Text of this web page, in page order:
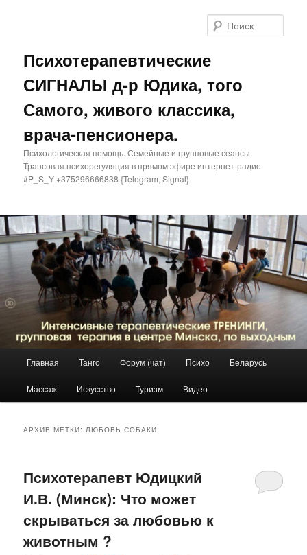
Психотерапевтические
СИГНАЛЫ д-р Юдика, того
Самого, живого классика,
врача-пенсионера.
Психологическая помощь. Семейные и групповые сеансы.
Трансовая психорегуляция в прямом эфире интернет-радио
#P_S_Y +375296666838 {Telegram, Signal}
Перейти
к
Перейти
к
Главная Танго Форум (чат) Психо Беларусь
Массаж Искусство Туризм Видео
АРХИВ МЕТКИ:ЛЮБОВЬ СОБАКИ
Психотерапевт Юдицкий
И.В. (Минск): Что может
скрываться за любовью к
животным ?